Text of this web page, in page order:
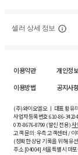
셀러 상세 정보
이용약관 개인정
이용방법
공지사
(주)와이오엘오 ㅣ 대표 황유
사업자등록번호610-86-34204
070-8676-8799 (발신 전용)사
고객 문의: 우측 고객센터 /
(정확한 상담 기록을 위해 유
주소 [04004] 서울특별시 마